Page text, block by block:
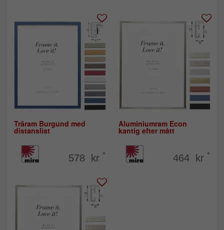
Träram Burgund med
distanslist
578 kr *
Aluminiumram Econ
kantig efter mått
464 kr *